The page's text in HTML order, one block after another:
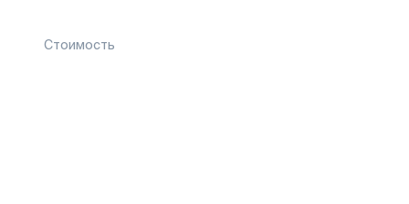
Стоимость